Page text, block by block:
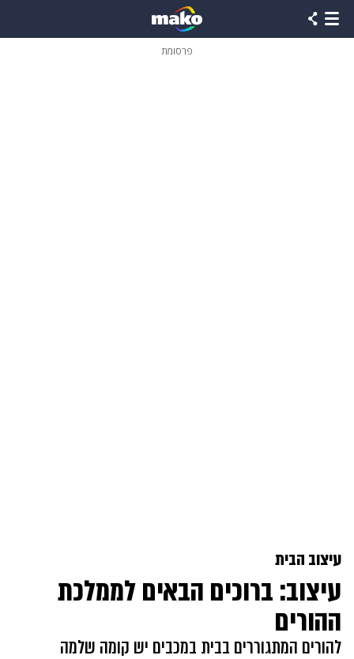
פרסומת
עיצוב הבית
עיצוב: ברוכים הבאים לממלכת
ההורים
להורים המתגוררים בבית במכבים יש קומה שלמה